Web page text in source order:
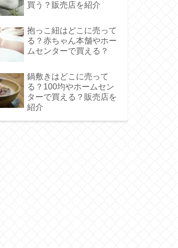
買う？販売店を紹介
抱っこ紐はどこに売って
る？赤ちゃん本舗やホー
ムセンターで買える？
鍋敷きはどこに売って
る？100均やホームセン
ターで買える？販売店を
紹介